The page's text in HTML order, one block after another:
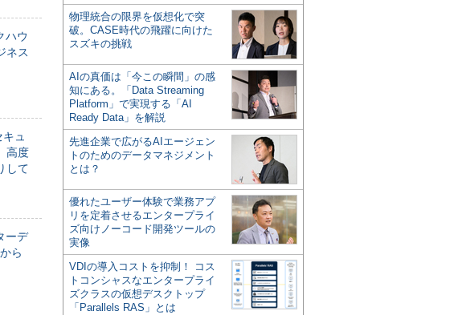
ハウ
ネス
キュ
高度
して
ーデ
ら
物理統合の限界を仮想化で突
破。CASE時代の飛躍に向けた
スズキの挑戦
AIの真価は「今この瞬間」の感
知にある。「Data Streaming
Platform」で実現する「AI
Ready Data」を解説
先進企業で広がるAIエージェン
トのためのデータマネジメント
とは？
優れたユーザー体験で業務アプ
リを定着させるエンタープライ
ズ向けノーコード開発ツールの
実像
VDIの導入コストを抑制！ コス
トコンシャスなエンタープライ
ズクラスの仮想デスクトップ
「Parallels RAS」とは